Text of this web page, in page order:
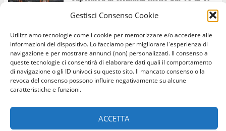
Gestisci Consenso Cookie
Utilizziamo tecnologie come i cookie per memorizzare e/o accedere alle
informazioni del dispositivo. Lo facciamo per migliorare l'esperienza di
navigazione e per mostrare annunci (non) personalizzati. Il consenso a
queste tecnologie ci consentirà di elaborare dati quali il comportamento
di navigazione o gli ID univoci su questo sito. Il mancato consenso o la
revoca del consenso possono influire negativamente su alcune
caratteristiche e funzioni.
ACCETTA
10 Maggio 2023
1
I Carabinieri arrestano due giovani per
detenzione ai fini di spaccio di sostanze
stupefacenti
26 Agosto 2023
Viterbo: 4 settembre, variazioni servizio di
Home Privacy Policy Cookie Policy Contatti
Facebook
Instagram
Twitter
© Occhio Viterbese - Codice 90148040562 - N° iscrizione
ROC:39156 - Tutti i diritti riservati